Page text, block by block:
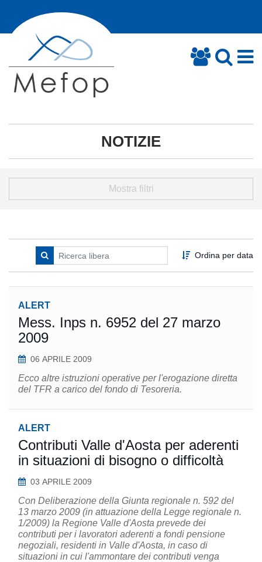
NOTIZIE
Mostra filtri
Ordina per data
ALERT
Mess. Inps n. 6952 del 27 marzo
2009
06 APRILE 2009
Ecco altre istruzioni operative per l'erogazione diretta
del TFR a carico del fondo di Tesoreria.
ALERT
Contributi Valle d'Aosta per aderenti
in situazioni di bisogno o difficoltà
03 APRILE 2009
Con Deliberazione della Giunta regionale n. 592 del
13 marzo 2009 (in attuazione della Legge regionale n.
1/2009) la Regione Valle d'Aosta prevede dei
contributi per i lavoratori aderenti a fondi pensione
negoziali, residenti in Valle d'Aosta, in caso di
situazioni in cui l'ammontare dei contributi venga